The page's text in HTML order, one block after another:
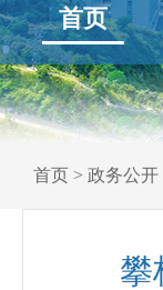
首页
首页 > 政务公开
攀